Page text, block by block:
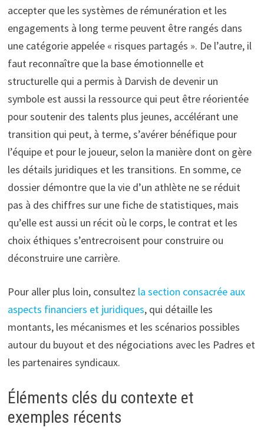
accepter que les systèmes de rémunération et les
engagements à long terme peuvent être rangés dans
une catégorie appelée « risques partagés ». De l’autre, il
faut reconnaître que la base émotionnelle et
structurelle qui a permis à Darvish de devenir un
symbole est aussi la ressource qui peut être réorientée
pour soutenir des talents plus jeunes, accélérant une
transition qui peut, à terme, s’avérer bénéfique pour
l’équipe et pour le joueur, selon la manière dont on gère
les détails juridiques et les transitions. En somme, ce
dossier démontre que la vie d’un athlète ne se réduit
pas à des chiffres sur une fiche de statistiques, mais
qu’elle est aussi un récit où le corps, le contrat et les
choix éthiques s’entrecroisent pour construire ou
déconstruire une carrière.
Pour aller plus loin, consultez la section consacrée aux
aspects financiers et juridiques, qui détaille les
montants, les mécanismes et les scénarios possibles
autour du buyout et des négociations avec les Padres et
les partenaires syndicaux.
Éléments clés du contexte et
exemples récents